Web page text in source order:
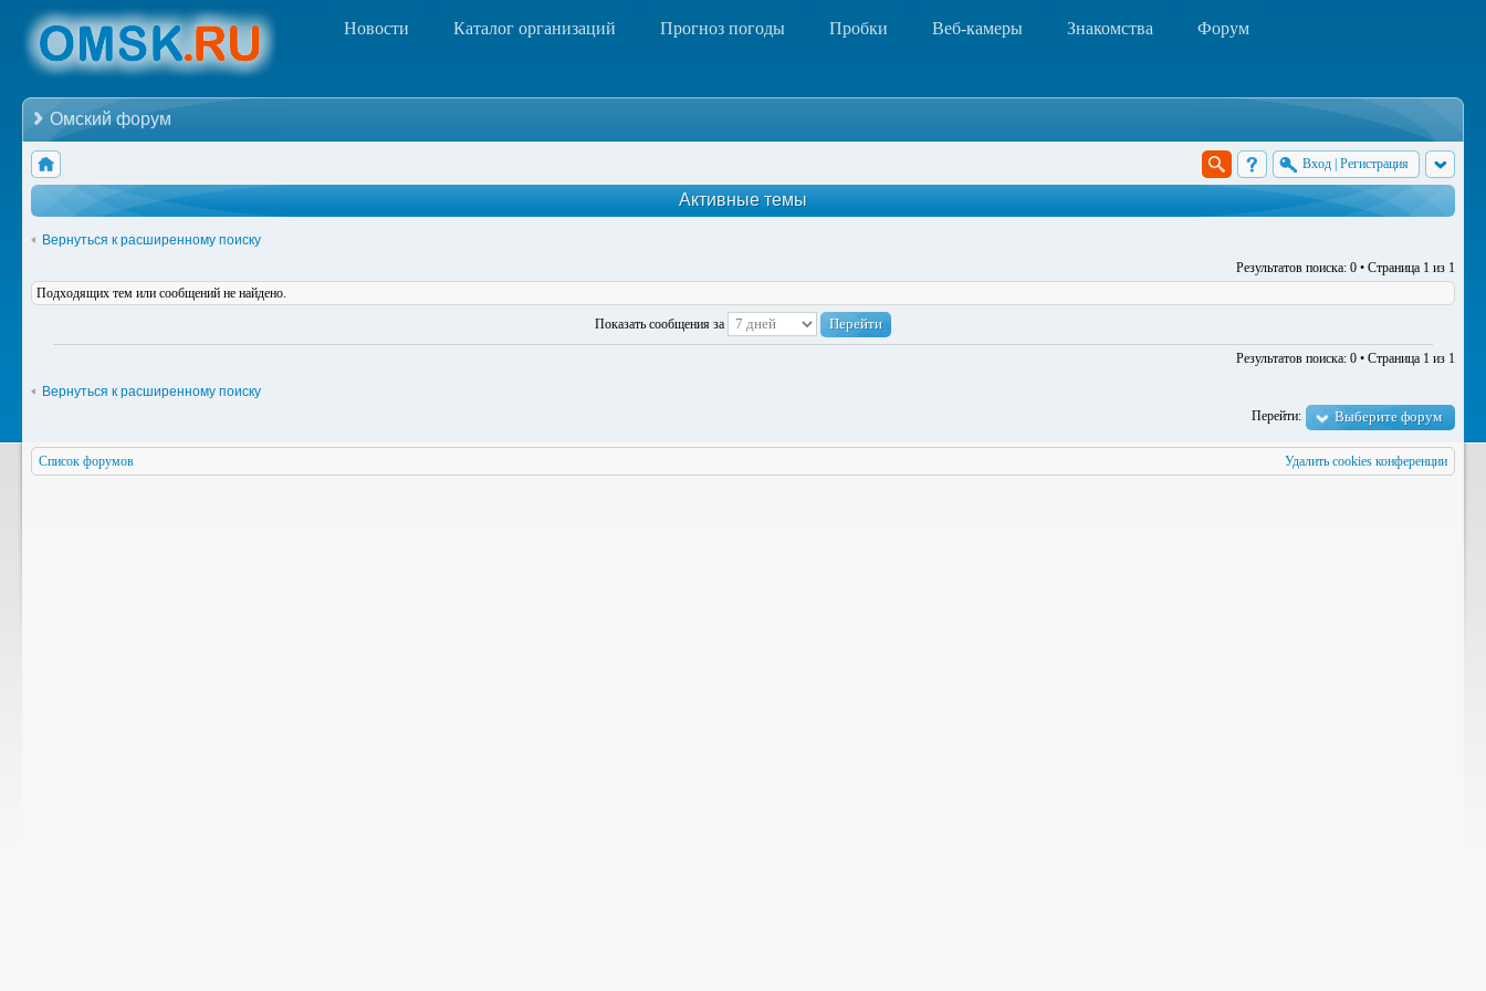
Новости Каталог организаций Прогноз погоды Пробки Веб-камеры Знакомства Форум
Омский форум
Вход Регистрация
Активные темы
Вернуться к расширенному поиску
Результатов поиска: 0 • Страница 1 из 1
Подходящих тем или сообщений не найдено.
Показать сообщения за
Результатов поиска: 0 • Страница 1 из 1
Вернуться к расширенному поиску
Перейти:
Выберите форум
Список форумов Удалить cookies конференции